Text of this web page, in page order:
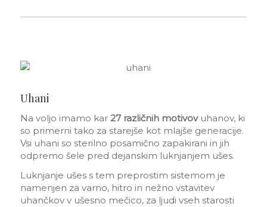
Uhani
Na voljo imamo kar 27 različnih motivovuhanov, ki
so primerni tako za starejše kot mlajše generacije.
Vsi uhani so sterilno posamično zapakirani in jih
odpremo šele pred dejanskim luknjanjem ušes.
Luknjanje ušes s tem preprostim sistemom je
namenjen za varno, hitro in nežno vstavitev
uhančkov v ušesno mečico, za ljudi vseh starosti